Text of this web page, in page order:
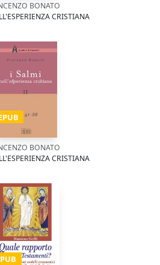
BONATO
CRISTIANA
BONATO
CRISTIANA